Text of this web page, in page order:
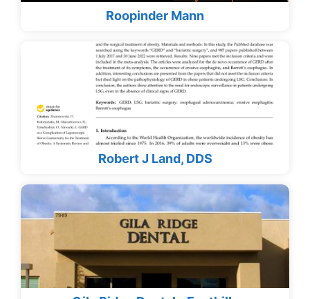
Roopinder Mann
Robert J Land, DDS